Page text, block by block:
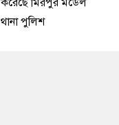
করেছে মিরপুর মডেল
থানা পুলিশ